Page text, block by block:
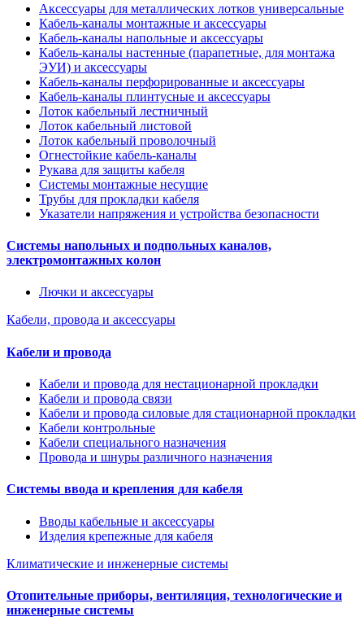
Аксессуары для металлических лотков универсальные
Кабель-каналы монтажные и аксессуары
Кабель-каналы напольные и аксессуары
Кабель-каналы настенные (парапетные, для монтажа
ЭУИ) и аксессуары
Кабель-каналы перфорированные и аксессуары
Кабель-каналы плинтусные и аксессуары
Лоток кабельный лестничный
Лоток кабельный листовой
Лоток кабельный проволочный
Огнестойкие кабель-каналы
Рукава для защиты кабеля
Системы монтажные несущие
Трубы для прокладки кабеля
Указатели напряжения и устройства безопасности
Системы напольных и подпольных каналов,
электромонтажных колон
Лючки и аксессуары
Кабели, провода и аксессуары
Кабели и провода
Кабели и провода для нестационарной прокладки
Кабели и провода связи
Кабели и провода силовые для стационарной прокладки
Кабели контрольные
Кабели специального назначения
Провода и шнуры различного назначения
Системы ввода и крепления для кабеля
Вводы кабельные и аксессуары
Изделия крепежные для кабеля
Климатические и инженерные системы
Отопительные приборы, вентиляция, технологические и
инженерные системы